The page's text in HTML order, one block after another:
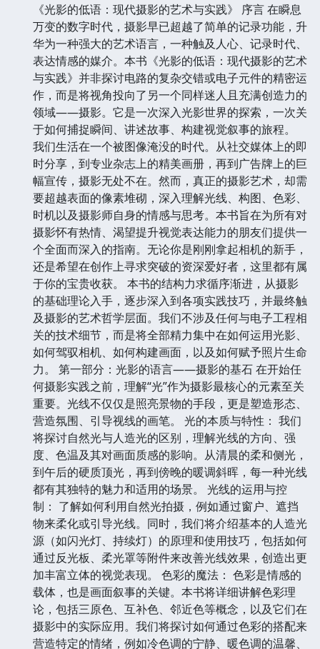
《光影的低语：现代摄影的艺术与实践》 序言 在瞬息
万变的数字时代，摄影早已超越了简单的记录功能，升
华为一种强大的艺术语言，一种触及人心、记录时代、
表达情感的媒介。本书《光影的低语：现代摄影的艺术
与实践》并非探讨电路的复杂交错或电子元件的精密运
作，而是将视角投向了另一个同样迷人且充满创造力的
领域——摄影。它是一次深入光影世界的探索，一次关
于如何捕捉瞬间、讲述故事、构建视觉叙事的旅程。
我们生活在一个被图像淹没的时代。从社交媒体上的即
时分享，到专业杂志上的精美画册，再到广告牌上的巨
幅宣传，摄影无处不在。然而，真正的摄影艺术，却需
要超越表面的像素堆砌，深入理解光线、构图、色彩、
时机以及摄影师自身的情感与思考。本书旨在为所有对
摄影怀有热情、渴望提升视觉表达能力的朋友们提供一
个全面而深入的指南。无论你是刚刚拿起相机的新手，
还是希望在创作上寻求突破的资深爱好者，这里都有属
于你的宝贵收获。 本书的结构力求循序渐进，从摄影
的基础理论入手，逐步深入到各项实践技巧，并最终触
及摄影的艺术哲学层面。我们不涉及任何与电子工程相
关的技术细节，而是将全部精力集中在如何运用光影、
如何驾驭相机、如何构建画面，以及如何赋予照片生命
力。 第一部分：光影的语言——摄影的基石 在开始任
何摄影实践之前，理解“光”作为摄影最核心的元素至关
重要。光线不仅仅是照亮景物的手段，更是塑造形态、
营造氛围、引导视线的画笔。 光的本质与特性： 我们
将探讨自然光与人造光的区别，理解光线的方向、强
度、色温及其对画面质感的影响。从清晨的柔和侧光，
到午后的硬质顶光，再到傍晚的暖调斜晖，每一种光线
都有其独特的魅力和适用的场景。 光线的运用与控
制： 了解如何利用自然光拍摄，例如通过窗户、遮挡
物来柔化或引导光线。同时，我们将介绍基本的人造光
源（如闪光灯、持续灯）的原理和使用技巧，包括如何
通过反光板、柔光罩等附件来改善光线效果，创造出更
加丰富立体的视觉表现。 色彩的魔法： 色彩是情感的
载体，也是画面叙事的关键。本书将详细讲解色彩理
论，包括三原色、互补色、邻近色等概念，以及它们在
摄影中的实际应用。我们将探讨如何通过色彩的搭配来
营造特定的情绪，例如冷色调的宁静、暖色调的温馨、